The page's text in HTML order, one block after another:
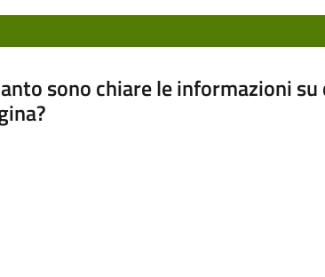
sono chiare le informazioni su